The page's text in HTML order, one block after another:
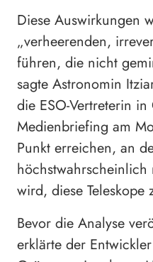
Diese Auswirkungen
„verheerenden,
führen, die nicht
sagte Astronomin
die ESO-Vertreterin
Medienbriefing am
Punkt erreichen, an
wird, diese Teleskope
Bevor die Analyse
erklärte der